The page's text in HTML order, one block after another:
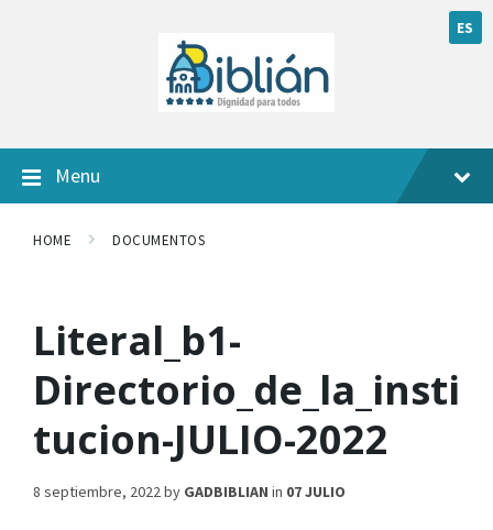
ES
Menu
HOME DOCUMENTOS
Literal_b1-
Directorio_de_la_insti
tucion-JULIO-2022
8 septiembre, 2022 by GADBIBLIAN in 07 JULIO